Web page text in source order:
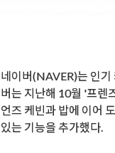
네이버(NAVER)는 인기
버는 지난해 10월 '프렌
언즈 케빈과 밥에 이어
있는 기능을 추가했다.